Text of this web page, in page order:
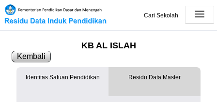
Cari Sekolah
KB AL ISLAH
Kembali
Identitas Satuan Pendidikan Residu Data Master